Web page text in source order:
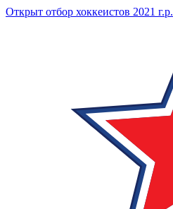
Открыт отбор хоккеистов 2021 г.р.